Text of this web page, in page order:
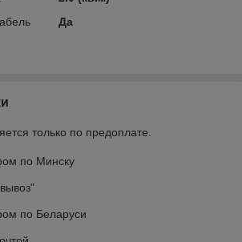
Да
только по предоплате.
по Минску
по Беларуси